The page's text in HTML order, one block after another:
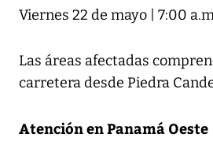
Viernes 22 de mayo | 7:00
Las áreas afectadas
carretera desde Piedra
Atención en Panamá Oeste